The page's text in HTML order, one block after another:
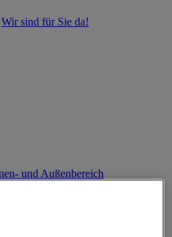
Wir sind für Sie da!
und Außenbereich